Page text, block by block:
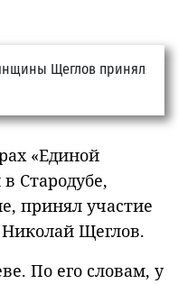
«Единой
Стародубе,
принял участие
Николай Щеглов.
По его словам, у